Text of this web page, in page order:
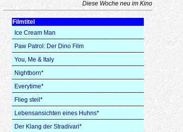
Diese Woche neu im Kino
Filmtitel
Ice Cream Man
Paw Patrol: Der Dino Film
You, Me & Italy
Nightborn*
Everytime*
Flieg steil *
Lebensansichten eines Huhns*
Der Klang der Stradivari*